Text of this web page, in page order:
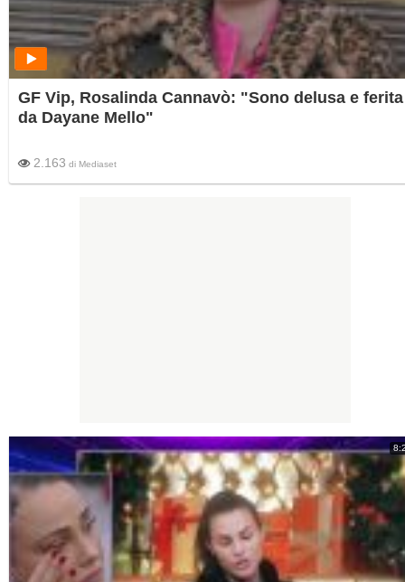
GF Vip, Rosalinda Cannavò: "Sono delusa e ferita
da Dayane Mello"
2.163 di Mediaset